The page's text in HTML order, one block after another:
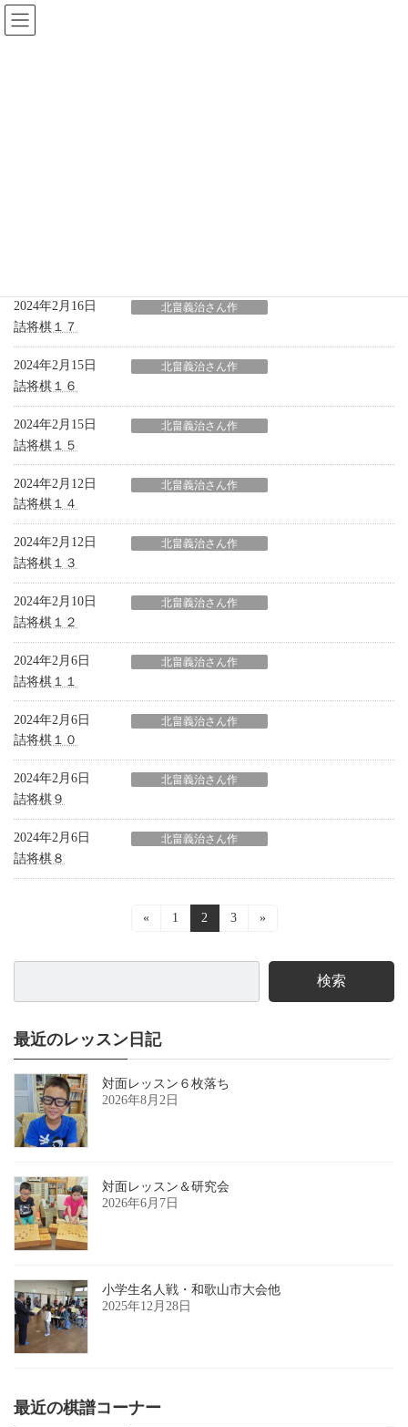
コ
ン
テ
ナ
ビ
ゲ
2024年2月16日 北畠義治さん作
詰将棋１７
2024年2月15日 北畠義治さん作
詰将棋１６
2024年2月15日 北畠義治さん作
詰将棋１５
2024年2月12日 北畠義治さん作
詰将棋１４
2024年2月12日 北畠義治さん作
詰将棋１３
2024年2月10日 北畠義治さん作
詰将棋１２
2024年2月6日 北畠義治さん作
詰将棋１１
2024年2月6日 北畠義治さん作
詰将棋１０
2024年2月6日 北畠義治さん作
詰将棋９
2024年2月6日 北畠義治さん作
詰将棋８
ビ
ゲ
ー
シ
ョ
«
固
1
固
定
2
固
3 »
検索
最近のレッスン日記
対面レッスン６枚落ち
2026年8月2日
対面レッスン＆研究会
2026年6月7日
小学生名人戦・和歌山市大会他
2025年12月28日
最近の棋譜コーナー